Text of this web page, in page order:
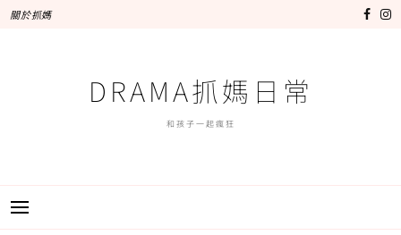
關於抓媽
DRAMA抓媽日常
和孩子一起瘋狂